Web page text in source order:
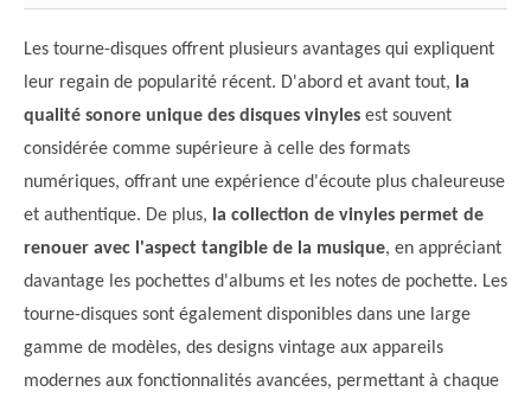
Les tourne-disques offrent plusieurs avantages qui expliquent
leur regain de popularité récent. D'abord et avant tout, la
qualité sonore unique des disques vinyles est souvent
considérée comme supérieure à celle des formats
numériques, offrant une expérience d'écoute plus chaleureuse
et authentique. De plus, la collection de vinyles permet de
renouer avec l'aspect tangible de la musique, en appréciant
davantage les pochettes d'albums et les notes de pochette. Les
tourne-disques sont également disponibles dans une large
gamme de modèles, des designs vintage aux appareils
modernes aux fonctionnalités avancées, permettant à chaque